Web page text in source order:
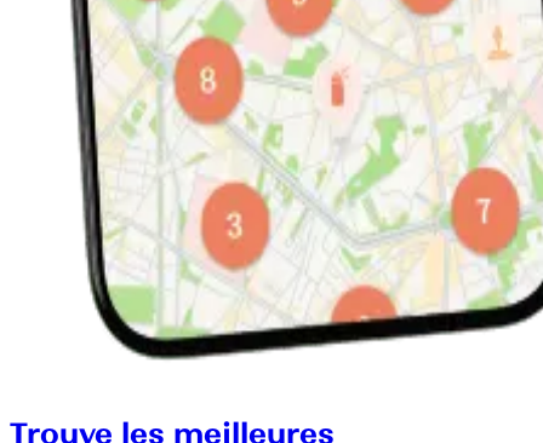
Trouve les meilleures